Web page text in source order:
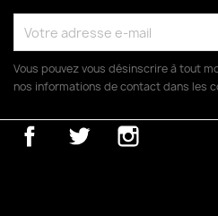
Vous pouvez vous désinscrire à tout
nos informations de contact dans les
FacebookTwitter